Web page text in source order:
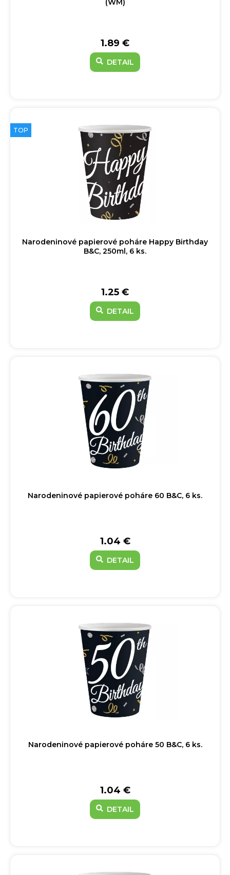
(WM)
1.89 €
DETAIL
TOP
Narodeninové papierové poháre Happy Birthday
B&C, 250ml, 6 ks.
1.25 €
DETAIL
Narodeninové papierové poháre 60 B&C, 6 ks.
1.04 €
DETAIL
Narodeninové papierové poháre 50 B&C, 6 ks.
1.04 €
DETAIL